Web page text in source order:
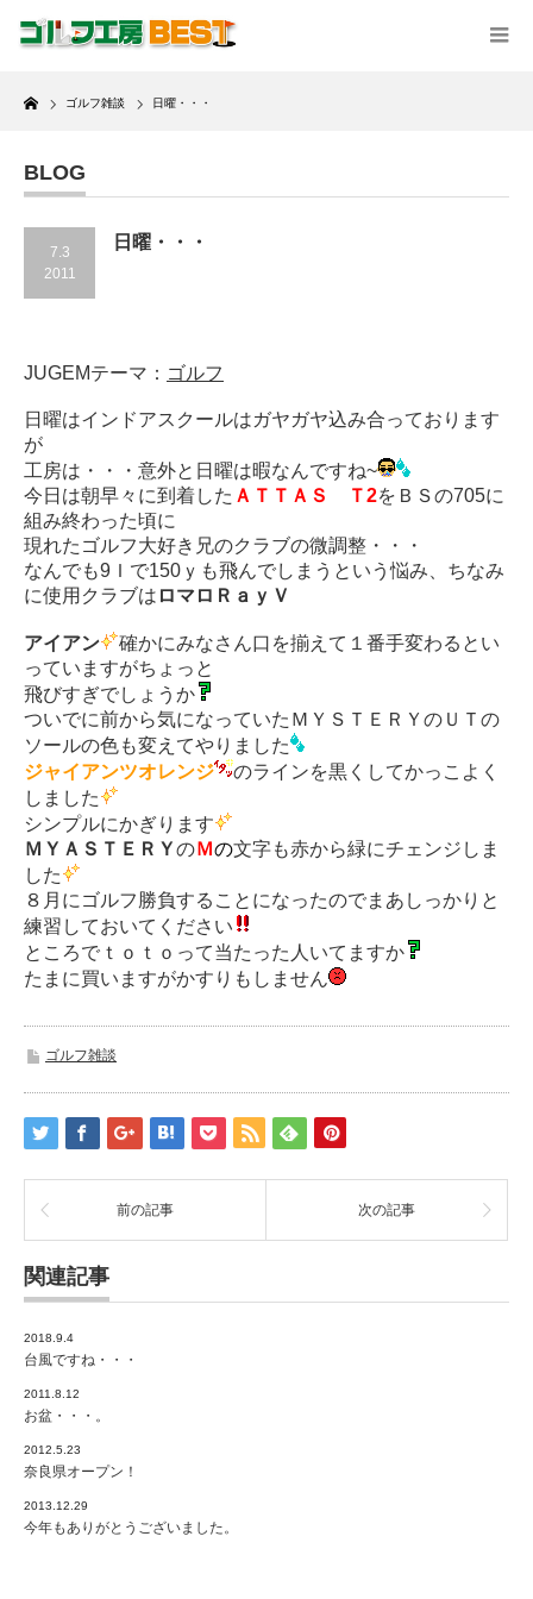
Home
ゴルフ雑談 日曜・・・
BLOG
7.3
2011
日曜・・・
JUGEMテーマ： ゴルフ
日曜はインドアスクールはガヤガヤ込み合っております
が
工房は・・・意外と日曜は暇なんですね~
今日は朝早々に到着した ＡＴＴＡＳ Ｔ2をＢＳの705に
組み終わった頃に
現れたゴルフ大好き兄のクラブの微調整・・・
なんでも9Ｉで150ｙも飛んでしまうという悩み、ちなみ
に使用クラブは ロマロＲａｙＶ
アイアン
確かにみなさん口を揃えて１番手変わるとい
っていますがちょっと
飛びすぎでしょうか
ついでに前から気になっていたＭＹＳＴＥＲＹのＵＴの
ソールの色も変えてやりました
ジャイアンツオレンジ
のラインを黒くしてかっこよく
しました
シンプルにかぎります
ＭＹＡＳＴＥＲＹのＭの文字も赤から緑にチェンジしま
した
８月にゴルフ勝負することになったのでまあしっかりと
練習しておいてください
ところでｔｏｔｏって当たった人いてますか
たまに買いますがかすりもしません
ゴルフ雑談
前の記事 次の記事
関連記事
2018.9.4
台風ですね・・・
2011.8.12
お盆・・・。
2012.5.23
奈良県オープン！
2013.12.29
今年もありがとうございました。